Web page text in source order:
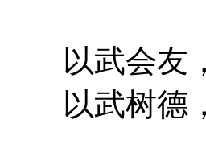
以武会友，
以武树德，